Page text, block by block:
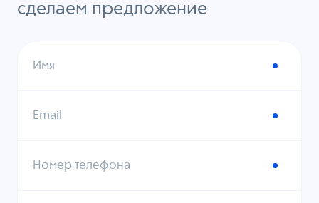
сделаем предложение
Имя
Email
Номер телефона